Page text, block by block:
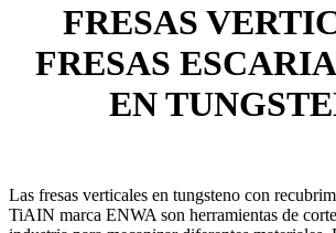
FRESAS
FRESAS
EN
Las fresas verticales en tungsteno con
TiAIN marca ENWA son herramientas de